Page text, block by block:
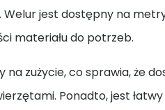
Welur jest dostępny na
materiału do potrzeb.
na zużycie, co sprawia, że
Ponadto, jest